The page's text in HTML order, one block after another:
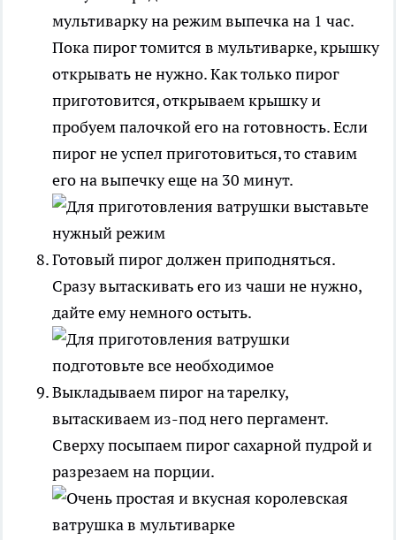
мультиварку на режим выпечка на 1 час.
Пока пирог томится в мультиварке, крышку
открывать не нужно. Как только пирог
приготовится, открываем крышку и
пробуем палочкой его на готовность. Если
пирог не успел приготовиться, то ставим
его на выпечку еще на 30 минут.
Готовый пирог должен приподняться.
Сразу вытаскивать его из чаши не нужно,
дайте ему немного остыть.
Выкладываем пирог на тарелку,
вытаскиваем из-под него пергамент.
Сверху посыпаем пирог сахарной пудрой и
разрезаем на порции.